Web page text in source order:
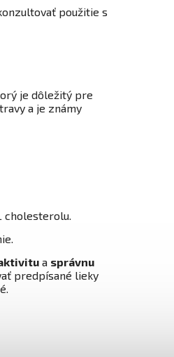
použitie s
je dôležitý pre
a je známy
cholesterolu.
a správnu
predpísané lieky